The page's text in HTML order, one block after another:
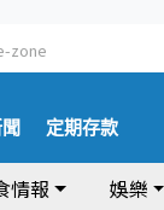
zone
定期存款
情報 娛樂